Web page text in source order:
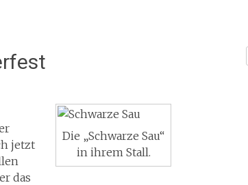
Die „Schwarze Sau“
in ihrem Stall.
jetzt
das